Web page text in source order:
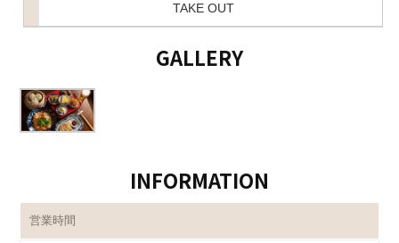
TAKE OUT
GALLERY
INFORMATION
営業時間